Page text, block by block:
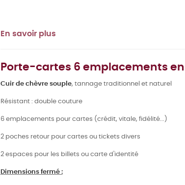
En savoir plus
Porte-cartes 6 emplacements
Cuir de chèvre souple, tannage traditionnel et naturel
Résistant : double couture
6 emplacements pour cartes (crédit, vitale, fidélité...)
2 poches retour pour cartes ou tickets divers
2 espaces pour les billets ou carte d'identité
Dimensions fermé :